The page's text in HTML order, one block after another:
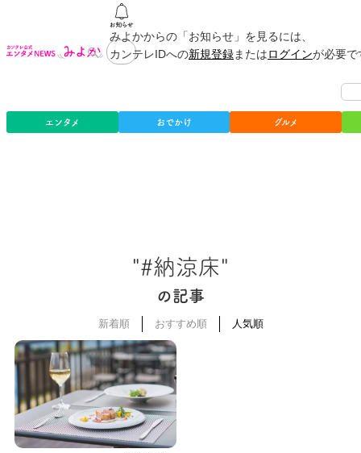
みよかからの「お知らせ」を見るには、
カンテレIDへの新規登録またはログインが必要
エンタメ おでかけ グルメ
"#納涼床"
の記事
新着順 おすすめ順 人気順